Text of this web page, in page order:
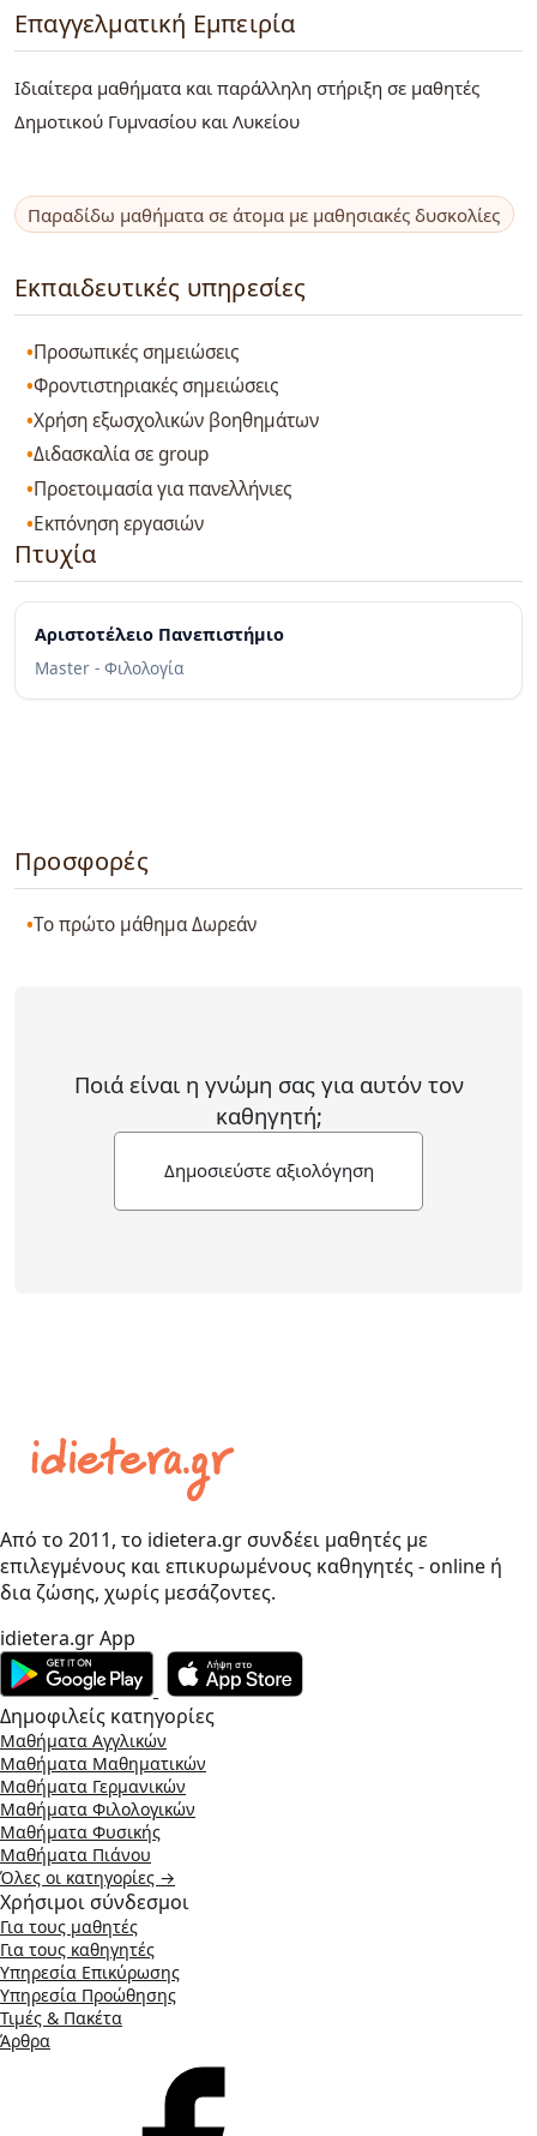
Επαγγελματική Εμπειρία
Ιδιαίτερα μαθήματα και παράλληλη στήριξη σε μαθητές
Δημοτικού Γυμνασίου και Λυκείου
Παραδίδω μαθήματα σε άτομα με μαθησιακές δυσκολίες
Εκπαιδευτικές υπηρεσίες
Προσωπικές σημειώσεις
Φροντιστηριακές σημειώσεις
Χρήση εξωσχολικών βοηθημάτων
Διδασκαλία σε group
Προετοιμασία για πανελλήνιες
Εκπόνηση εργασιών
Πτυχία
Αριστοτέλειο Πανεπιστήμιο
Master - Φιλολογία
Προσφορές
Το πρώτο μάθημα Δωρεάν
Ποιά είναι η γνώμη σας για αυτόν τον
καθηγητή;
Δημοσιεύστε αξιολόγηση
Από το 2011, το idietera.gr συνδέει μαθητές με
επιλεγμένους και επικυρωμένους καθηγητές - online ή
δια ζώσης, χωρίς μεσάζοντες.
idietera.gr App
Δημοφιλείς κατηγορίες
Μαθήματα Αγγλικών
Μαθήματα Μαθηματικών
Μαθήματα Γερμανικών
Μαθήματα Φιλολογικών
Μαθήματα Φυσικής
Μαθήματα Πιάνου
Όλες οι κατηγορίες →
Χρήσιμοι σύνδεσμοι
Για τους μαθητές
Για τους καθηγητές
Υπηρεσία Επικύρωσης
Υπηρεσία Προώθησης
Τιμές & Πακέτα
Άρθρα